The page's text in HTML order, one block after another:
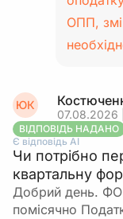
ОПП,
ЮК
07.08.2026
ВІДПОВІДЬ НАДАНО
Є відповідь АІ
Чи потрібно
квартальну
Добрий день.
помісячно